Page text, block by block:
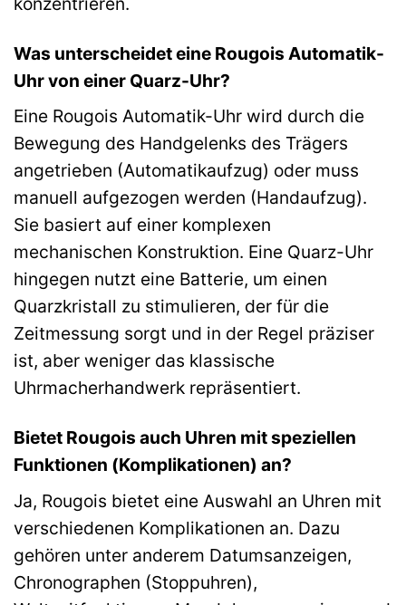
Was unterscheidet eine Rougois Automatik-
Uhr von einer Quarz-Uhr?
Eine Rougois Automatik-Uhr wird durch die
Bewegung des Handgelenks des Trägers
angetrieben (Automatikaufzug) oder muss
manuell aufgezogen werden (Handaufzug).
Sie basiert auf einer komplexen
mechanischen Konstruktion. Eine Quarz-Uhr
hingegen nutzt eine Batterie, um einen
Quarzkristall zu stimulieren, der für die
Zeitmessung sorgt und in der Regel präziser
ist, aber weniger das klassische
Uhrmacherhandwerk repräsentiert.
Bietet Rougois auch Uhren mit speziellen
Funktionen (Komplikationen) an?
Ja, Rougois bietet eine Auswahl an Uhren mit
verschiedenen Komplikationen an. Dazu
gehören unter anderem Datumsanzeigen,
Chronographen (Stoppuhren),